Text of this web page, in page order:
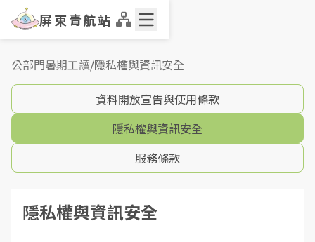
屏東青航站
公部門暑期工讀/隱私權與資訊安全
資料開放宣告與使用條款
隱私權與資訊安全
服務條款
隱私權與資訊安全